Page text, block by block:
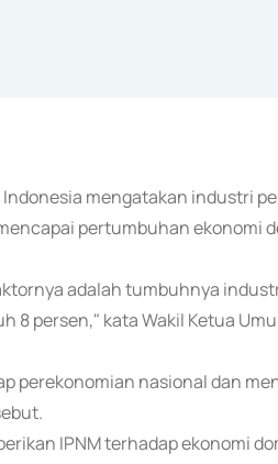
mengatakan industri
pertumbuhan ekonomi
adalah tumbuhnya
8 persen," kata Wakil Ketua
perekonomian nasional dan
IPNM terhadap ekonomi